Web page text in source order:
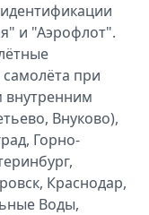
и "Аэрофлот".
при
внутренним
Внуково),
Горно-
Краснодар,
Воды,